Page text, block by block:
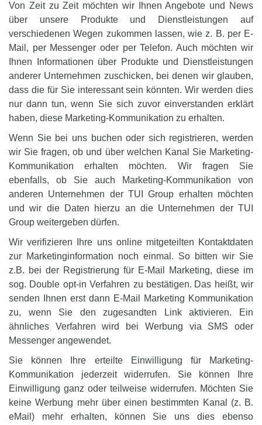
Von Zeit zu Zeit möchten wir Ihnen Angebote und News
über unsere Produkte und Dienstleistungen auf
verschiedenen Wegen zukommen lassen, wie z. B. per E-
Mail, per Messenger oder per Telefon. Auch möchten wir
Ihnen Informationen über Produkte und Dienstleistungen
anderer Unternehmen zuschicken, bei denen wir glauben,
dass die für Sie interessant sein könnten. Wir werden dies
nur dann tun, wenn Sie sich zuvor einverstanden erklärt
haben, diese Marketing-Kommunikation zu erhalten.
Wenn Sie bei uns buchen oder sich registrieren, werden
wir Sie fragen, ob und über welchen Kanal Sie Marketing-
Kommunikation erhalten möchten. Wir fragen Sie
ebenfalls, ob Sie auch Marketing-Kommunikation von
anderen Unternehmen der TUI Group erhalten möchten
und wir die Daten hierzu an die Unternehmen der TUI
Group weitergeben dürfen.
Wir verifizieren Ihre uns online mitgeteilten Kontaktdaten
zur Marketinginformation noch einmal. So bitten wir Sie
z.B. bei der Registrierung für E-Mail Marketing, diese im
sog. Double opt-in Verfahren zu bestätigen. Das heißt, wir
senden Ihnen erst dann E-Mail Marketing Kommunikation
zu, wenn Sie den zugesandten Link aktivieren. Ein
ähnliches Verfahren wird bei Werbung via SMS oder
Messenger angewendet.
Sie können Ihre erteilte Einwilligung für Marketing-
Kommunikation jederzeit widerrufen. Sie können Ihre
Einwilligung ganz oder teilweise widerrufen. Möchten Sie
keine Werbung mehr über einen bestimmten Kanal (z. B.
eMail) mehr erhalten, können Sie uns dies ebenso